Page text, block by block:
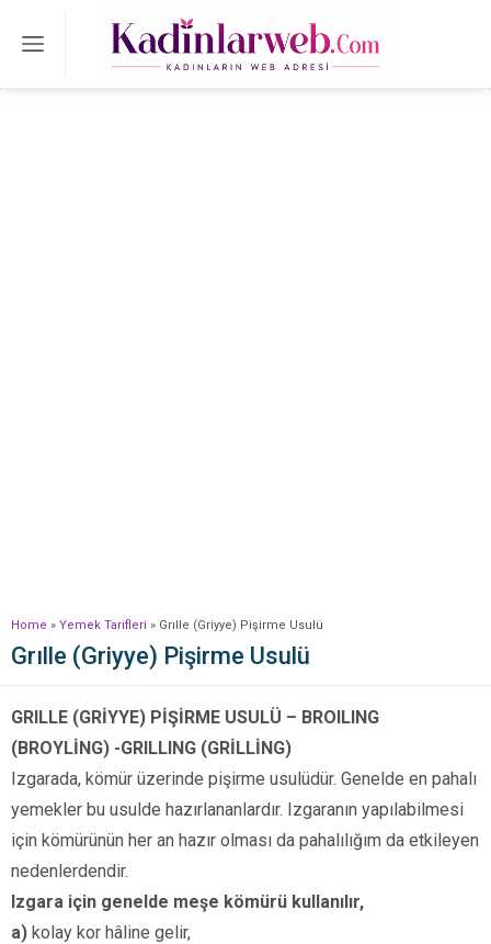
Home » Yemek Tarifleri » Grılle (Griyye) Pişirme Usulü
Grılle (Griyye) Pişirme Usulü
GRILLE (GRİYYE) PİŞİRME USULÜ – BROILING
(BROYLİNG) -GRILLING (GRİLLİNG)
Izgarada, kömür üzerinde pişirme usulüdür. Genelde en pahalı
yemekler bu usulde hazırlananlardır. Izgaranın yapılabilmesi
için kömürünün her an hazır olması da pahalılığım da etkileyen
nedenlerdendir.
Izgara için genelde meşe kömürü kullanılır,
a) kolay kor hâline gelir,